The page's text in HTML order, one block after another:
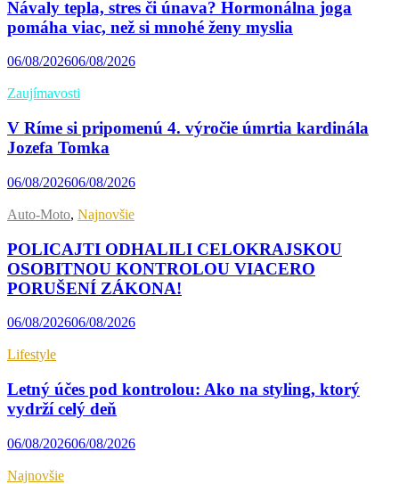
Návaly tepla, stres či únava? Hormonálna joga
pomáha viac, než si mnohé ženy myslia
06/08/202606/08/2026
Zaujímavosti
V Ríme si pripomenú 4. výročie úmrtia kardinála
Jozefa Tomka
06/08/202606/08/2026
Auto-Moto, Najnovšie
POLICAJTI ODHALILI CELOKRAJSKOU
OSOBITNOU KONTROLOU VIACERO
PORUŠENÍ ZÁKONA!
06/08/202606/08/2026
Lifestyle
Letný účes pod kontrolou: Ako na styling, ktorý
vydrží celý deň
06/08/202606/08/2026
Najnovšie